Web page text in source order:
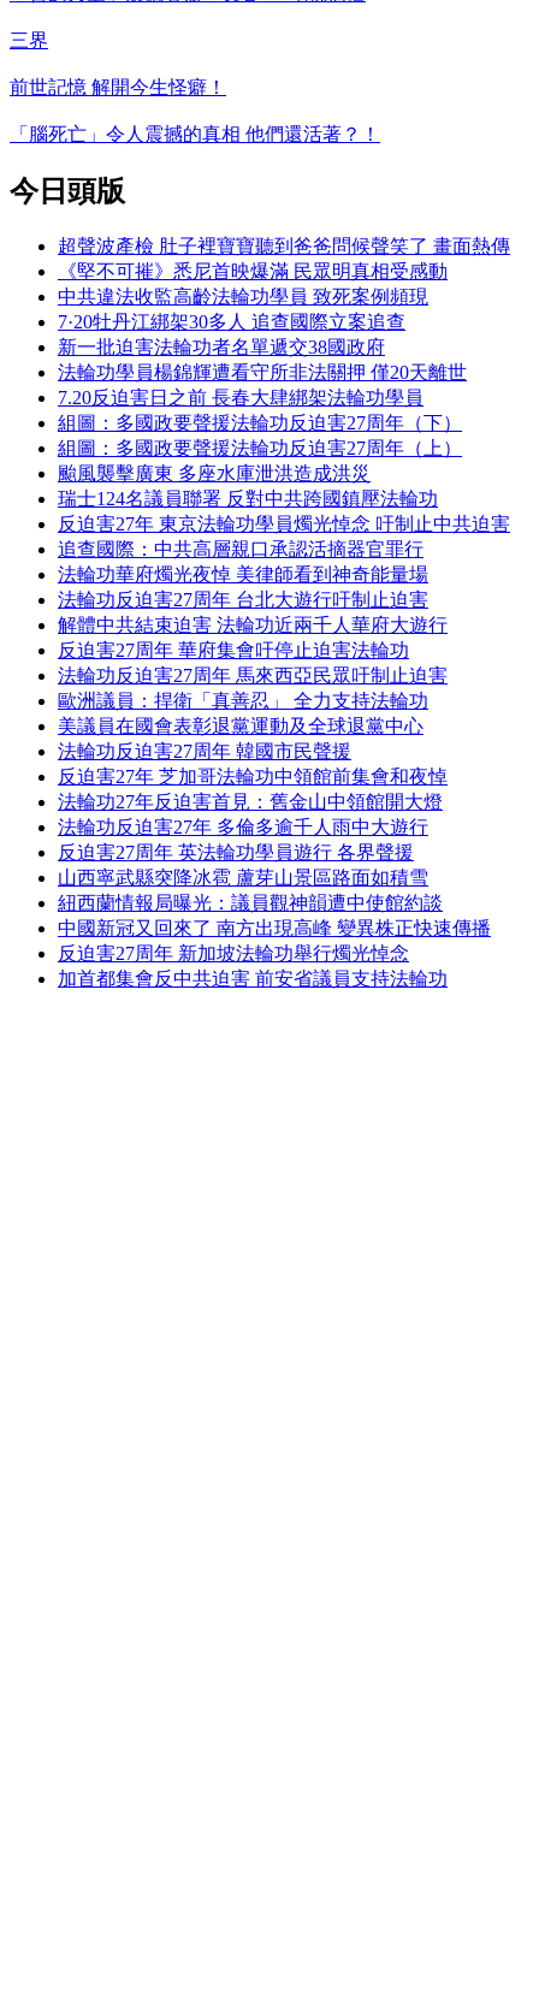
三界
前世記憶 解開今生怪癖！
「腦死亡」令人震撼的真相 他們還活著？！
今日頭版
超聲波產檢 肚子裡寶寶聽到爸爸問候聲笑了 畫面熱傳
《堅不可摧》悉尼首映爆滿 民眾明真相受感動
中共違法收監高齡法輪功學員 致死案例頻現
7·20牡丹江綁架30多人 追查國際立案追查
新一批迫害法輪功者名單遞交38國政府
法輪功學員楊錦輝遭看守所非法關押 僅20天離世
7.20反迫害日之前 長春大肆綁架法輪功學員
組圖：多國政要聲援法輪功反迫害27周年（下）
組圖：多國政要聲援法輪功反迫害27周年（上）
颱風襲擊廣東 多座水庫泄洪造成洪災
瑞士124名議員聯署 反對中共跨國鎮壓法輪功
反迫害27年 東京法輪功學員燭光悼念 吁制止中共迫害
追查國際：中共高層親口承認活摘器官罪行
法輪功華府燭光夜悼 美律師看到神奇能量場
法輪功反迫害27周年 台北大遊行吁制止迫害
解體中共結束迫害 法輪功近兩千人華府大遊行
反迫害27周年 華府集會吁停止迫害法輪功
法輪功反迫害27周年 馬來西亞民眾吁制止迫害
歐洲議員：捍衛「真善忍」 全力支持法輪功
美議員在國會表彰退黨運動及全球退黨中心
法輪功反迫害27周年 韓國市民聲援
反迫害27年 芝加哥法輪功中領館前集會和夜悼
法輪功27年反迫害首見：舊金山中領館開大燈
法輪功反迫害27年 多倫多逾千人雨中大遊行
反迫害27周年 英法輪功學員遊行 各界聲援
山西寧武縣突降冰雹 蘆芽山景區路面如積雪
紐西蘭情報局曝光：議員觀神韻遭中使館約談
中國新冠又回來了 南方出現高峰 變異株正快速傳播
反迫害27周年 新加坡法輪功舉行燭光悼念
加首都集會反中共迫害 前安省議員支持法輪功